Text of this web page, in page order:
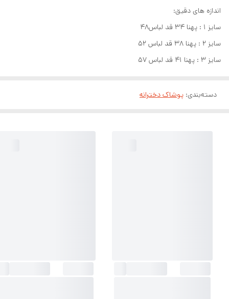
اندازه های دقیق:
سایز ۱ : پهنا ۳۴ قد لباس۴۸
سایز ۲ : پهنا ۳۸ قد لباس ۵۲
سایز ۳ : پهنا ۴۱ قد لباس ۵۷
دسته‌بندی: پوشاک دخترانه